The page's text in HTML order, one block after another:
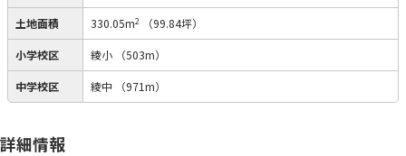
土地面積 330.05m2 （99.84坪）
小学校区 綾小 （503m）
中学校区 綾中 （971m）
詳細情報